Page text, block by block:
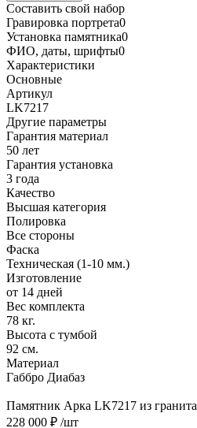
Составить свой набор
Гравировка портрета0
Установка памятника0
ФИО, даты, шрифты0
Характеристики
Основные
Артикул
LK7217
Другие параметры
Гарантия материал
50 лет
Гарантия установка
3 года
Качество
Высшая категория
Полировка
Все стороны
Фаска
Техническая (1-10 мм.)
Изготовление
от 14 дней
Вес комплекта
78 кг.
Высота с тумбой
92 см.
Материал
Габбро Диабаз
Памятник Арка LK7217 из гранита
228 000 ₽ /шт